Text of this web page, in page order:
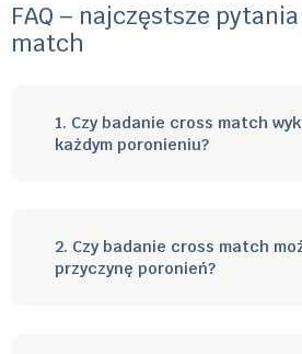
FAQ – najczęstsze
match
1. Czy badanie cross match
każdym poronieniu?
2. Czy badanie cross match
przyczynę poronień?